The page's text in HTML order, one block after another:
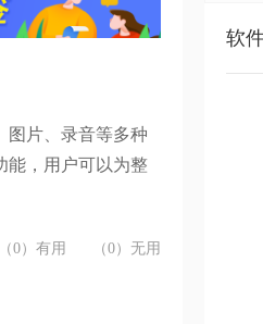
图片、录音等多种
能，用户可以为整
（0）有用 （0）无用
软